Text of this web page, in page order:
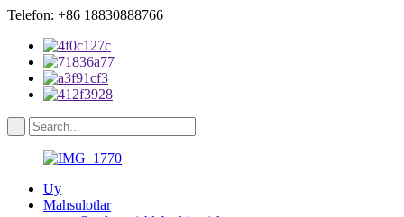
Telefon: +86 18830888766
Uy
Mahsulotlar